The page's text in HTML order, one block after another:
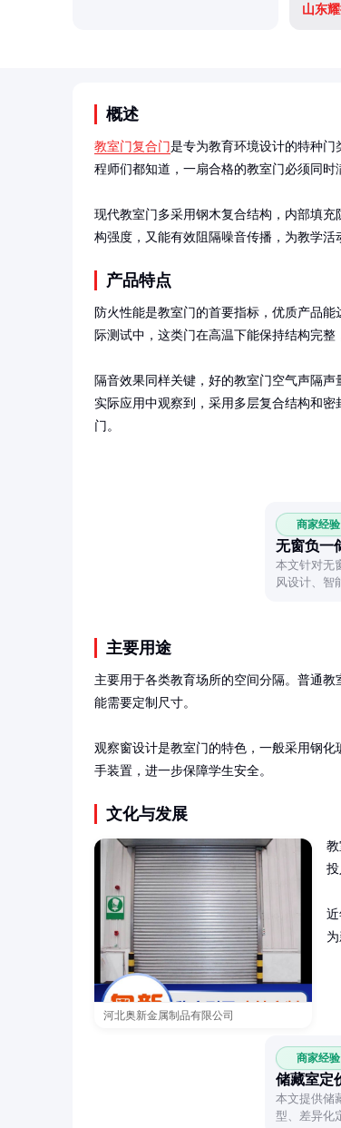
山东
概述
教室门复合门是专为教育环境设计的特种
程师们都知道，一扇合格的教室门必须同时
现代教室门多采用钢木复合结构，内部填
构强度，又能有效阻隔噪音传播，为教学活
产品特点
防火性能是教室门的首要指标，优质产品
际测试中，这类门在高温下能保持结构完整
隔音效果同样关键，好的教室门空气声隔
实际应用中观察到，采用多层复合结构和
门。
商家经验
无窗负一
本文针对无
风设计、智
主要用途
主要用于各类教育场所的空间分隔。普通教
能需要定制尺寸。
观察窗设计是教室门的特色，一般采用钢
手装置，进一步保障学生安全。
文化与发展
河北奥新金属制品有限公司
商家经验
储藏室定
本文提供储
型、差异化